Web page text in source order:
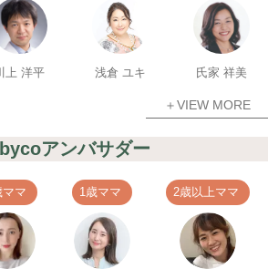
上 洋平 浅倉 ユキ 氏家 祥美
＋VIEW MORE
アンバサダー
ママ 1歳ママ 2歳以上ママ